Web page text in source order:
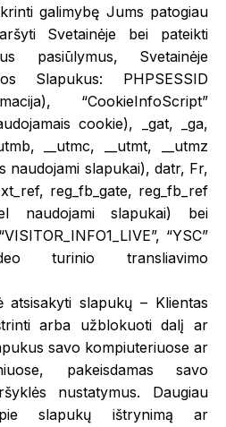
galimybę Jums patogiau
Svetainėje bei pateikti
pasiūlymus, Svetainėje
Slapukus: PHPSESSID
“CookieInfoScript”
cookie), _gat, _ga,
__utmc, __utmt, __utmz
naudojami slapukai), datr, Fr,
reg_fb_gate, reg_fb_ref
naudojami slapukai) bei
“YSC”
turinio transliavimo
atsisakyti slapukų – Klientas
arba užblokuoti dalį ar
savo kompiuteriuose ar
pakeisdamas savo
nustatymus. Daugiau
slapukų ištrynimą ar